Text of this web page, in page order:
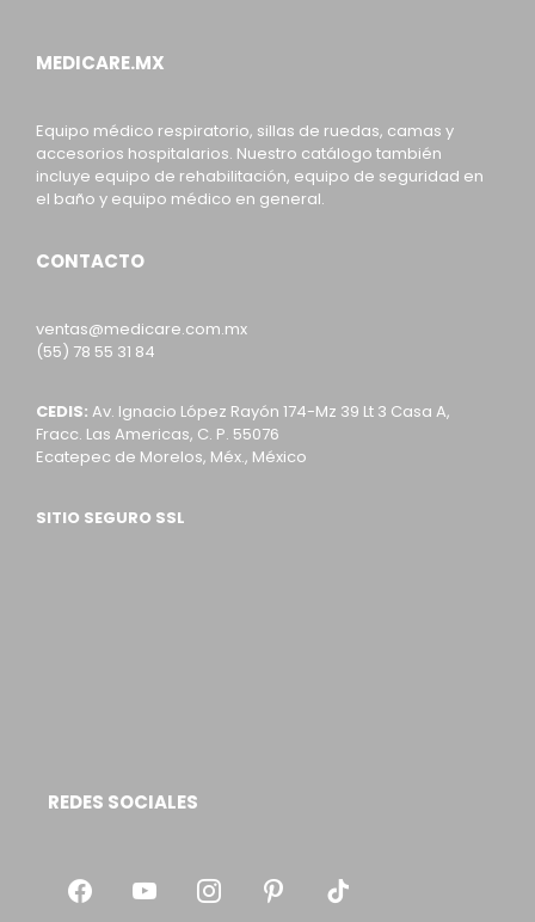
MEDICARE.MX
Equipo médico respiratorio, sillas de ruedas, camas y
accesorios hospitalarios. Nuestro catálogo también
incluye equipo de rehabilitación, equipo de seguridad en
el baño y equipo médico en general.
CONTACTO
ventas@medicare.com.mx
(55) 78 55 31 84
CEDIS: Av. Ignacio López Rayón 174-Mz 39 Lt 3 Casa A,
Fracc. Las Americas, C. P. 55076
Ecatepec de Morelos, Méx., México
SITIO SEGURO SSL
REDES SOCIALES